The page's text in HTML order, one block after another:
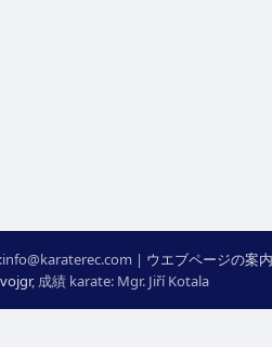
moc.ceretarak@ofni | ウエブページの案内
, 成績 karate: Mgr. Jiří Kotala